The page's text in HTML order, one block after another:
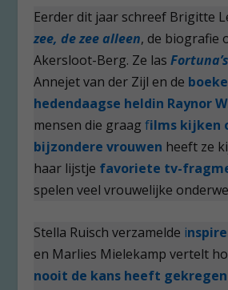
Eerder dit jaar schreef Brigitte
zee, de zee alleen, de biografie
Akersloot-Berg. Ze las
Annejet van der Zijl en de
hedendaagse heldin Raynor
mensen die graagfilms kijken
bijzondere vrouwen heeft ze
haar lijstje favoriete tv-
spelen veel vrouwelijke
Stella Ruisch verzamelde i
en Marlies Mielekamp vertelt
nooit de kans heeft gekregen